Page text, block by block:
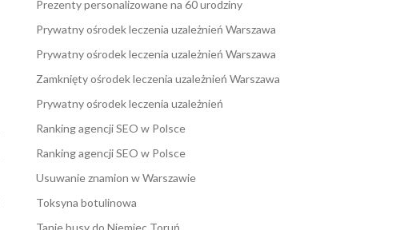
Prezenty personalizowane na 60 urodziny
Prywatny ośrodek leczenia uzależnień Warszawa
Prywatny ośrodek leczenia uzależnień Warszawa
Zamknięty ośrodek leczenia uzależnień Warszawa
Prywatny ośrodek leczenia uzależnień
Ranking agencji SEO w Polsce
Ranking agencji SEO w Polsce
Usuwanie znamion w Warszawie
Toksyna botulinowa
Tanie busy do Niemiec Toruń